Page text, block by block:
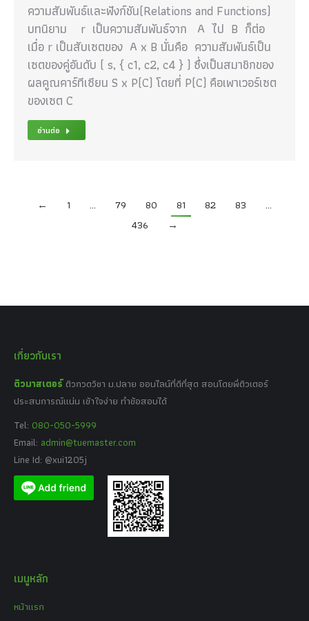
ความสัมพันธ์และฟังก์ชัน(Relations and Functions)
บทนิยาม r เป็นความสัมพันธ์จาก A ไป B ก็ต่อ
เมื่อ r เป็นสับเซตของ A x B นั่นคือ ความสัมพันธ์เป็น
เซตของคู่อันดับ ( s, { c1, c2, c4 } ) ซึ่งเป็นสมาชิกของ
ผลคูณคาร์ทีเซียน S x P(C) โดยที่ P(C) คือเพาเวอร์เซต
ของเซต C
อ่านต่อ
← 1 … 79 80 81 82 83
…
436
→
เกี่ยวกับเรา
ติวมาสเตอร์ ติวกวดวิชา ม.ปลาย ออนไลน์ที่ดีที่สุด สอนโดยพี่ติวเตอร์
ประสบการณ์แน่น เข้าใจง่าย ทำข้อสอบได้
Tel: 080-050-5999
Email: admin@tuemaster.com
Line Id: @xui1205j
เมนูหลัก
หน้าแรก